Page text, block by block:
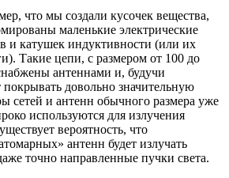
что мы создали кусочек вещества,
маленькие электрические
и катушек индуктивности (или их
Такие цепи, с размером от 100 до
антеннами и, будучи
довольно значительную
сетей и антенн обычного размера уже
используются для излучения
вероятность, что
антенн будет излучать
точно направленные пучки света.